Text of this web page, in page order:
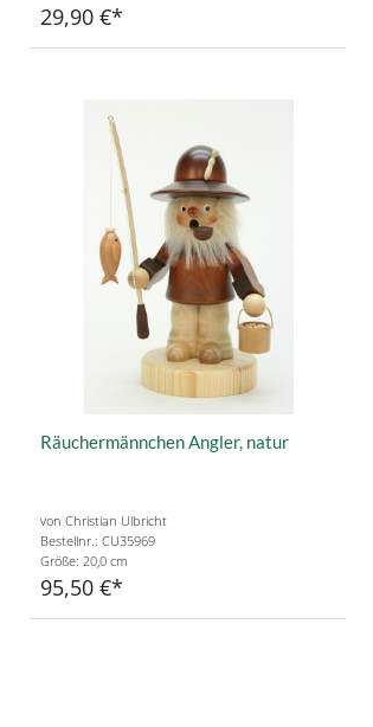
29,90 €
Räuchermännchen Angler, natur
von Christian Ulbricht
Bestellnr.: CU35969
Größe: 20,0 cm
95,50 €